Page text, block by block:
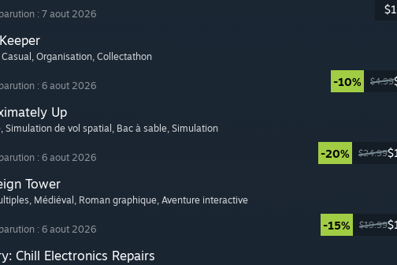
: 7 aout 2026
Casual , Organisation, Collectathon
: 6 aout 2026 -10% $4.99
Up
, Simulation de vol spatial , Bac à sable, Simulation
: 6 aout 2026 -20% $24.99
Tower
, Médiéval , Roman graphique, Aventure interactive
: 6 aout 2026 -15% $19.99
Chill Electronics Repairs